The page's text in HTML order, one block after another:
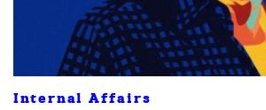
Internal Affairs